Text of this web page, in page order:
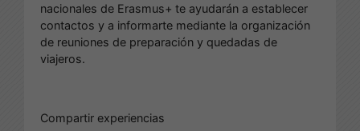
nacionales de Erasmus+ te ayudarán a establecer
contactos y a informarte mediante la organización
de reuniones de preparación y quedadas de
viajeros.
Compartir experiencias